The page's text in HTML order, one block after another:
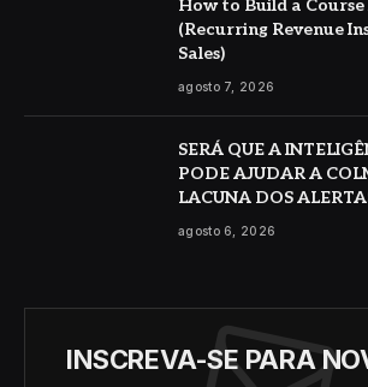
How to Build a
(Recurring Revenue
Sales)
agosto 7, 2026
SERÁ QUE A
PODE AJUDAR A
LACUNA DOS
agosto 6, 2026
INSCREVA-SE PARA